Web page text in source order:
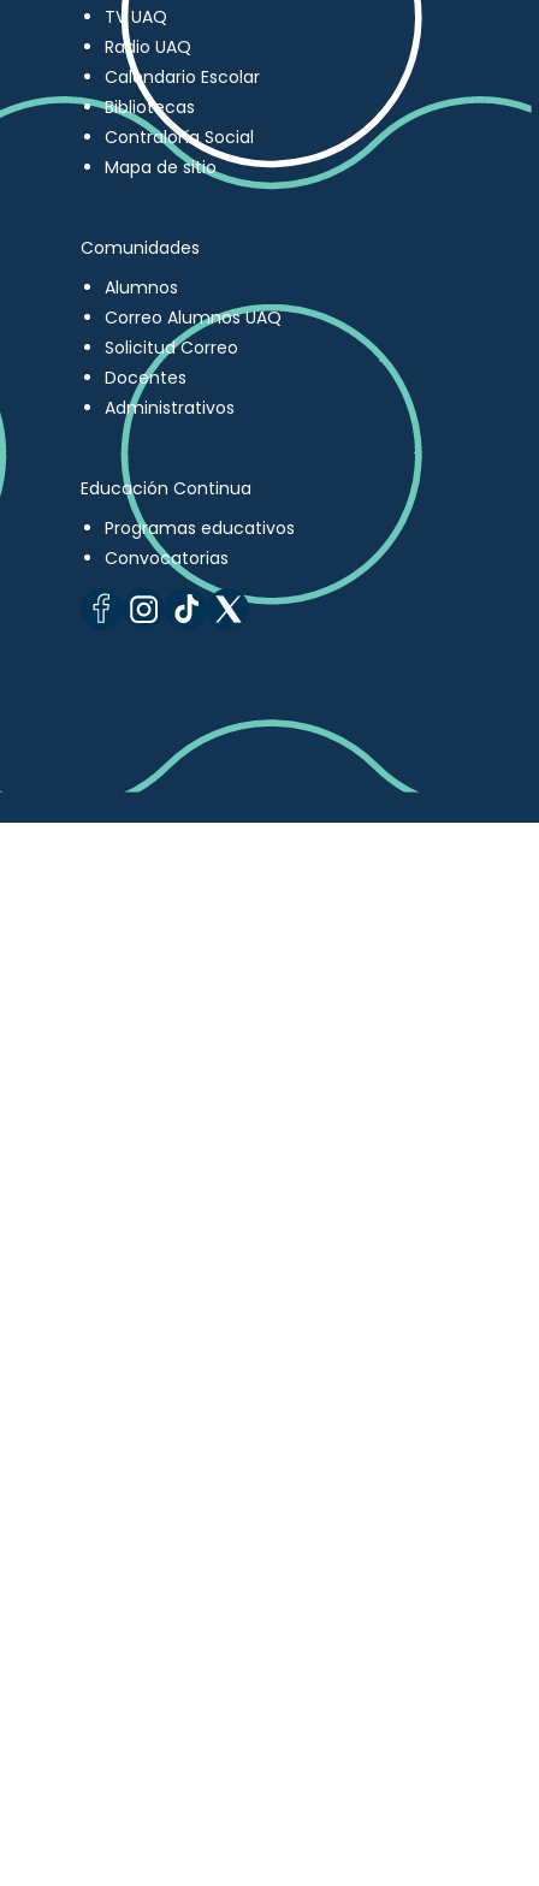
TV UAQ
Radio UAQ
Calendario Escolar
Bibliotecas
Contraloría Social
Mapa de sitio
Comunidades
Alumnos
Correo Alumnos UAQ
Solicitud Correo
Docentes
Administrativos
Educación Continua
Programas educativos
Convocatorias